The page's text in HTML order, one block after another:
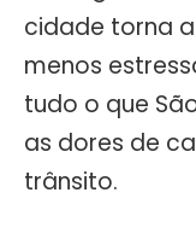
cidade torna
menos
tudo o que
as dores de
trânsito.